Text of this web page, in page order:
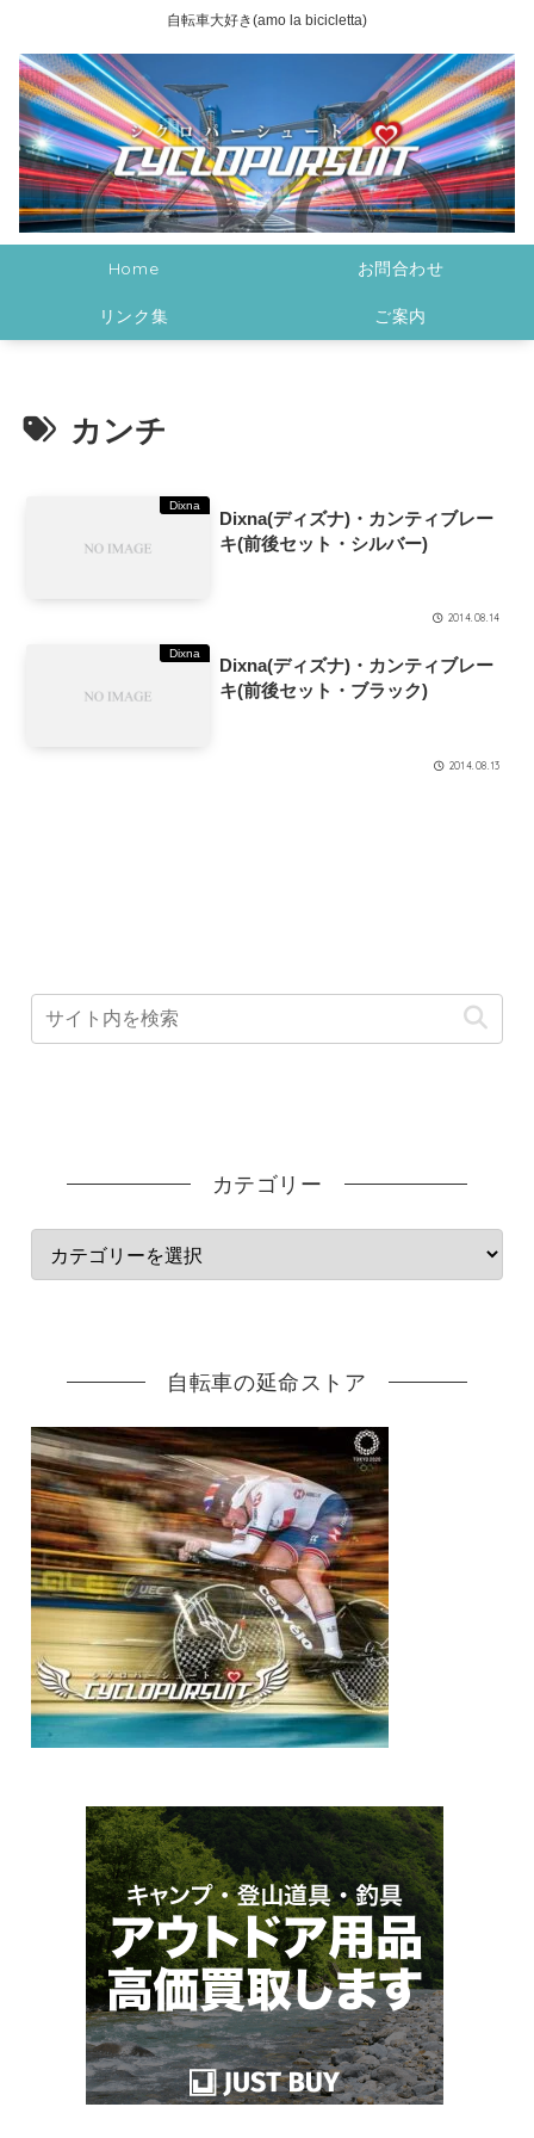
自転車大好き(amo la bicicletta)
Home お問合わせ
リンク集 ご案内
カンチ
Dixna
Dixna(ディズナ)・カンティブレー
キ(前後セット・シルバー)
2014.08.14
Dixna
Dixna(ディズナ)・カンティブレー
キ(前後セット・ブラック)
2014.08.13
カテゴリー
自転車の延命ストア